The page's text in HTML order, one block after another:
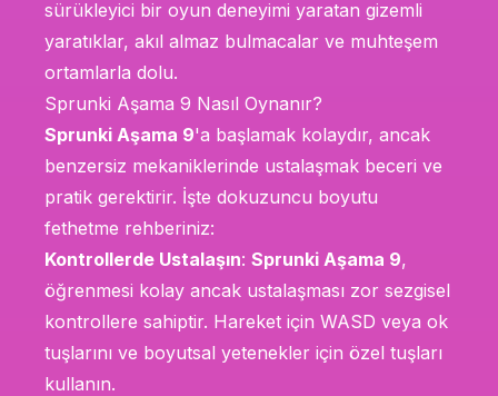
sürükleyici bir oyun deneyimi yaratan gizemli
yaratıklar, akıl almaz bulmacalar ve muhteşem
ortamlarla dolu.
Sprunki Aşama 9 Nasıl Oynanır?
Sprunki Aşama 9'a başlamak kolaydır, ancak
benzersiz mekaniklerinde ustalaşmak beceri ve
pratik gerektirir. İşte dokuzuncu boyutu
fethetme rehberiniz:
Kontrollerde Ustalaşın: Sprunki Aşama 9,
öğrenmesi kolay ancak ustalaşması zor sezgisel
kontrollere sahiptir. Hareket için WASD veya ok
tuşlarını ve boyutsal yetenekler için özel tuşları
kullanın.